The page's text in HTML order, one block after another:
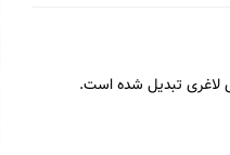
لاغری تبدیل شده است.